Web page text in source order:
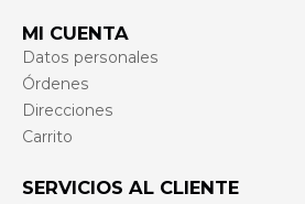
MI CUENTA
Datos personales
Órdenes
Direcciones
Carrito
SERVICIOS AL CLIENTE